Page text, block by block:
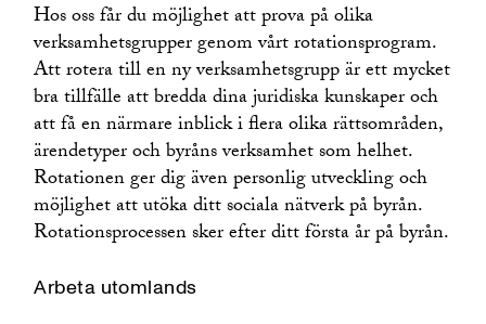
Hos oss får du möjlighet att prova på olika
verksamhetsgrupper genom vårt rotationsprogram.
Att rotera till en ny verksamhetsgrupp är ett mycket
bra tillfälle att bredda dina juridiska kunskaper och
att få en närmare inblick i flera olika rättsområden,
ärendetyper och byråns verksamhet som helhet.
Rotationen ger dig även personlig utveckling och
möjlighet att utöka ditt sociala nätverk på byrån.
Rotationsprocessen sker efter ditt första år på byrån.
Arbeta utomlands